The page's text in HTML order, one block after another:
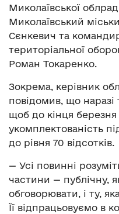
Миколаївської
Миколаївський
Сєнкевич та
територіальної
Роман Токаренко.
Зокрема, керівник
повідомив, що наразі
щоб до кінця березня
укомплектованість
до рівня 70 відсотків.
— Усі повинні
частини — публічну,
обговорювати, і ту,
Її відпрацьовуємо в